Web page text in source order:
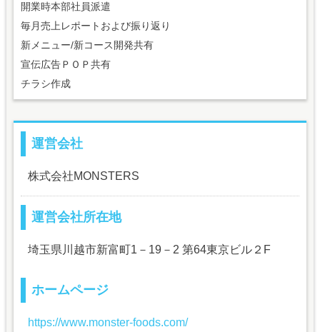
開業時本部社員派遣
毎月売上レポートおよび振り返り
新メニュー/新コース開発共有
宣伝広告ＰＯＰ共有
チラシ作成
運営会社
株式会社MONSTERS
運営会社所在地
埼玉県川越市新富町1－19－2 第64東京ビル２F
ホームページ
https://www.monster-foods.com/